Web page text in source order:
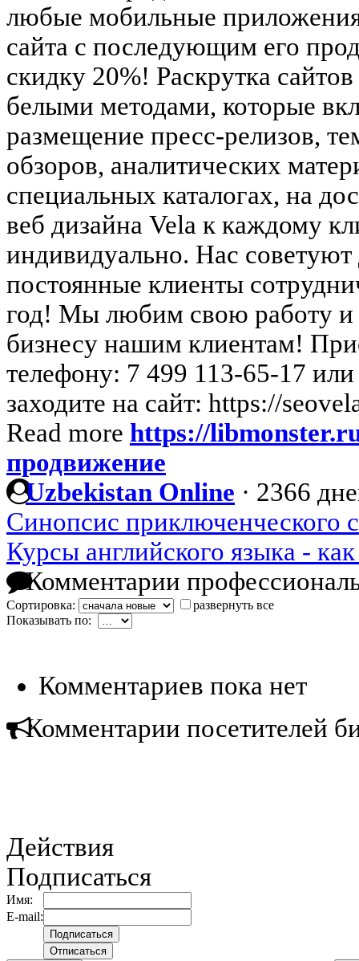
любые мобильные
сайта с последующим его
скидку 20%! Раскрутка
белыми методами, которые
размещение пресс-релизов,
обзоров, аналитических
специальных каталогах, на
веб дизайна Vela к каждому
индивидуально. Нас
постоянные клиенты
год! Мы любим свою работу и
бизнесу нашим клиентам!
телефону: 7 499 113-65-17
заходите на сайт: https://
Read more https://
продвижение
Uzbekistan Online · 2366
Синопсис приключенческого
Курсы английского языка -
Комментарии
Сортировка:
развернуть все
Показывать по:
Комментариев пока нет
Комментарии посетителей
Действия
Подписаться
Имя:
E-mail: